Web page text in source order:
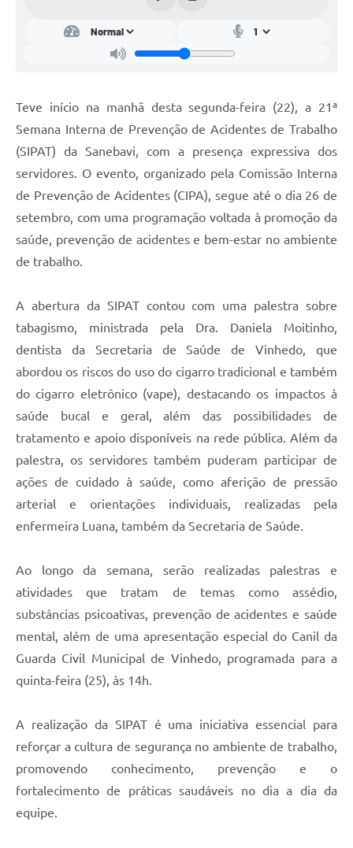
Teve início na manhã desta segunda-feira (22), a 21ª
Semana Interna de Prevenção de Acidentes de Trabalho
(SIPAT) da Sanebavi, com a presença expressiva dos
servidores. O evento, organizado pela Comissão Interna
de Prevenção de Acidentes (CIPA), segue até o dia 26 de
setembro, com uma programação voltada à promoção da
saúde, prevenção de acidentes e bem-estar no ambiente
de trabalho.
A abertura da SIPAT contou com uma palestra sobre
tabagismo, ministrada pela Dra. Daniela Moitinho,
dentista da Secretaria de Saúde de Vinhedo, que
abordou os riscos do uso do cigarro tradicional e também
do cigarro eletrônico (vape), destacando os impactos à
saúde bucal e geral, além das possibilidades de
tratamento e apoio disponíveis na rede pública. Além da
palestra, os servidores também puderam participar de
ações de cuidado à saúde, como aferição de pressão
arterial e orientações individuais, realizadas pela
enfermeira Luana, também da Secretaria de Saúde.
Ao longo da semana, serão realizadas palestras e
atividades que tratam de temas como assédio,
substâncias psicoativas, prevenção de acidentes e saúde
mental, além de uma apresentação especial do Canil da
Guarda Civil Municipal de Vinhedo, programada para a
quinta-feira (25), às 14h.
A realização da SIPAT é uma iniciativa essencial para
reforçar a cultura de segurança no ambiente de trabalho,
promovendo conhecimento, prevenção e o
fortalecimento de práticas saudáveis no dia a dia da
equipe.